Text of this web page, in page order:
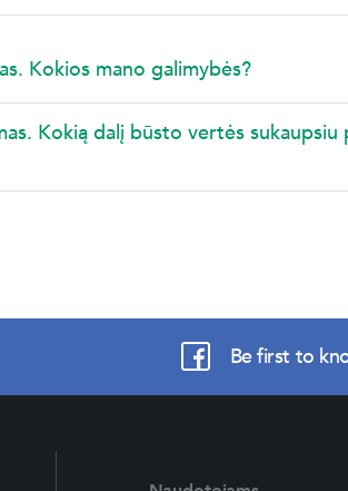
Kokios mano galimybės?
Kokią dalį būsto vertės sukaupsiu
Be first to